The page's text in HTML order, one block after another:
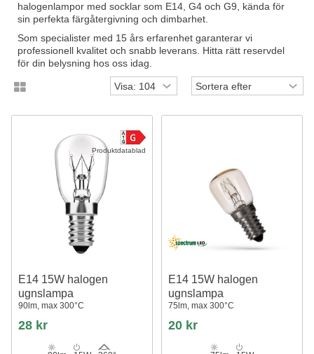
halogenlampor med socklar som E14, G4 och G9, kända för
sin perfekta färgåtergivning och dimbarhet.
Som specialister med 15 års erfarenhet garanterar vi
professionell kvalitet och snabb leverans. Hitta rätt reservdel
för din belysning hos oss idag.
Produktdatablad
E14 15W halogen
ugnslampa
90lm, max 300°C
28 kr
E14 15W halogen
ugnslampa
75lm, max 300°C
20 kr